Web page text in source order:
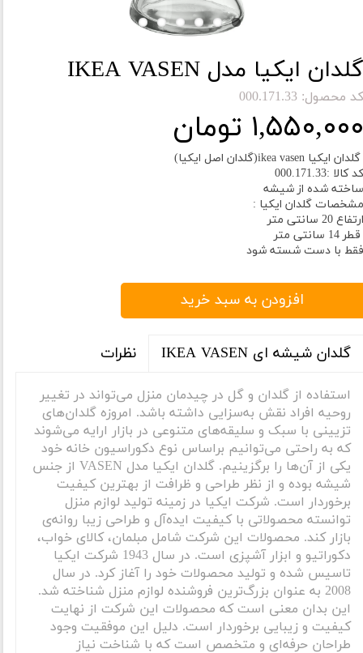
گلدان ایکیا مدل IKEA VASEN
کد محصول: 000.171.33
۱,۵۵۰,۰۰۰ تومان
گلدان ایکیا ikea vasen(گلدان اصل ایکیا)
کد کالا :000.171.33
ساخته شده از شیشه
مشخصات گلدان ایکیا :
ارتفاع 20 سانتی متر
قطر 14 سانتی متر
فقط با دست شسته شود
افزودن به سبد خرید
گلدان شیشه ای IKEA VASEN نظرات
استفاده از گلدان و گل در چیدمان منزل می‌تواند در تغییر
روحیه افراد نقش به‌سزایی داشته باشد. امروزه گلدان‌های
تزیینی با سبک و سلیقه‌های متنوعی در بازار ارایه می‌شوند
که به راحتی می‌توانیم براساس نوع دکوراسیون خانه خود
یکی از آن‌ها را برگزینیم. گلدان ایکیا مدل VASEN از جنس
شیشه بوده و از نظر طراحی و ظرافت از بهترین کیفیت
برخوردار است. شرکت ایکیا در زمینه تولید لوازم منزل
توانسته محصولاتی با کیفیت ایده‌آل و طراحی زیبا روانه‌ی
بازار کند. محصولات این شرکت شامل مبلمان، کالای خواب،
دکوراتیو و ابزار آشپزی است. در سال 1943 شرکت ایکیا
تاسیس شده و تولید محصولات خود را آغاز کرد. در سال
2008 به عنوان بزرگ‌ترین فروشنده لوازم منزل شناخته شد.
این بدان معنی است که محصولات این شرکت از نهایت
کیفیت و زیبایی برخوردار است. دلیل این موفقیت وجود
طراحان حرفه‌ای و متخصص است که با شناخت نیاز